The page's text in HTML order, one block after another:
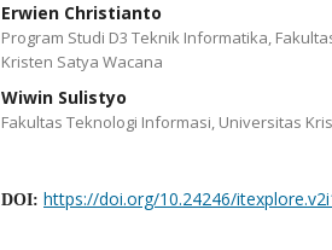
Erwien Christianto
Program Studi D3 Teknik Informatika,
Kristen Satya Wacana
Wiwin Sulistyo
Fakultas Teknologi Informasi, Universitas
DOI: https://doi.org/10.24246/